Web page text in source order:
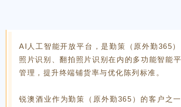
AI人工智能开放平台，是勤策（原外勤365
照片识别、翻拍照片识别在内的多功能智能
管理，提升终端铺货率与优化陈列标准。
锐澳酒业作为勤策（原外勤365）的客户之